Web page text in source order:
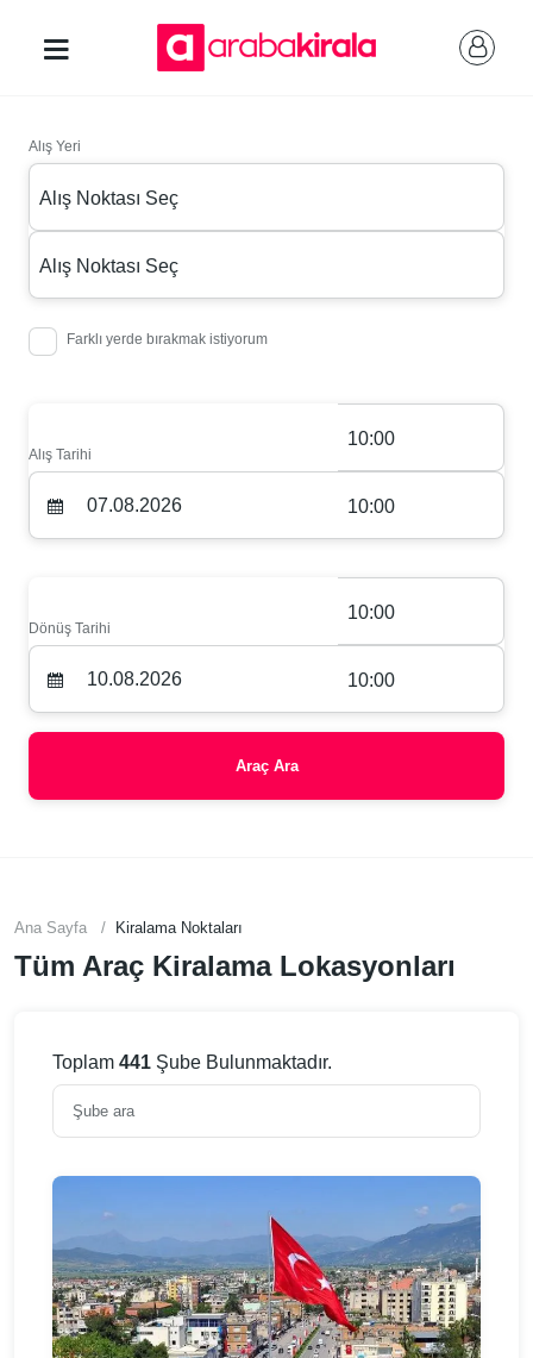
Alış Yeri
Alış Noktası Seç
Alış Noktası Seç
Farklı yerde bırakmak istiyorum
Alış Tarihi
10:00
10:00
Dönüş Tarihi
10:00
10:00
Araç Ara
Ana Sayfa Kiralama Noktaları
Tüm Araç Kiralama Lokasyonları
Toplam 441 Şube Bulunmaktadır.